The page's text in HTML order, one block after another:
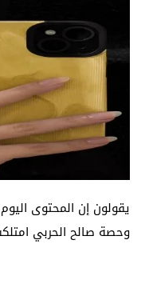
يقولون إن المحتوى
وحصة صالح الحربي